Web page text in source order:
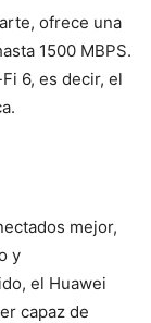
ofrece una
1500 MBPS.
6, es decir, el
mejor,
y
el Huawei
capaz de